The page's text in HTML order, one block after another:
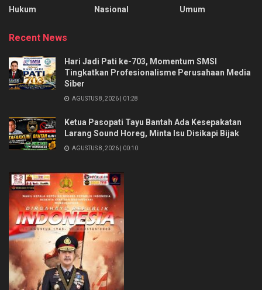
Hukum
Nasional
Umum
Recent News
Hari Jadi Pati ke-703, Momentum SMSI
Tingkatkan Profesionalisme Perusahaan Media
Siber
AGUSTUS 8, 2026 | 01:28
Ketua Pasopati Tayu Bantah Ada Kesepakatan
Larang Sound Horeg, Minta Isu Disikapi Bijak
AGUSTUS 8, 2026 | 00:10